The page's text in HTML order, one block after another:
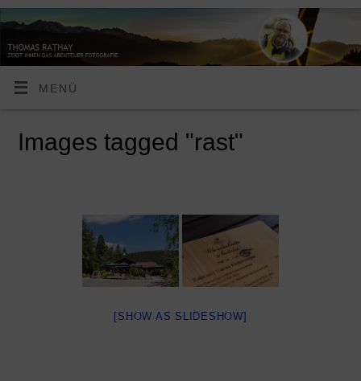
MENÜ
Images tagged "rast"
[SHOW AS SLIDESHOW]